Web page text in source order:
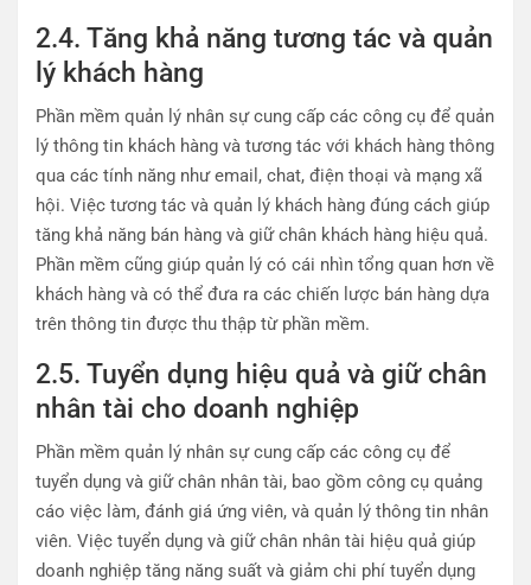
2.4. Tăng khả năng tương tác và quản
lý khách hàng
Phần mềm quản lý nhân sự cung cấp các công cụ để quản
lý thông tin khách hàng và tương tác với khách hàng thông
qua các tính năng như email, chat, điện thoại và mạng xã
hội. Việc tương tác và quản lý khách hàng đúng cách giúp
tăng khả năng bán hàng và giữ chân khách hàng hiệu quả.
Phần mềm cũng giúp quản lý có cái nhìn tổng quan hơn về
khách hàng và có thể đưa ra các chiến lược bán hàng dựa
trên thông tin được thu thập từ phần mềm.
2.5. Tuyển dụng hiệu quả và giữ chân
nhân tài cho doanh nghiệp
Phần mềm quản lý nhân sự cung cấp các công cụ để
tuyển dụng và giữ chân nhân tài, bao gồm công cụ quảng
cáo việc làm, đánh giá ứng viên, và quản lý thông tin nhân
viên. Việc tuyển dụng và giữ chân nhân tài hiệu quả giúp
doanh nghiệp tăng năng suất và giảm chi phí tuyển dụng